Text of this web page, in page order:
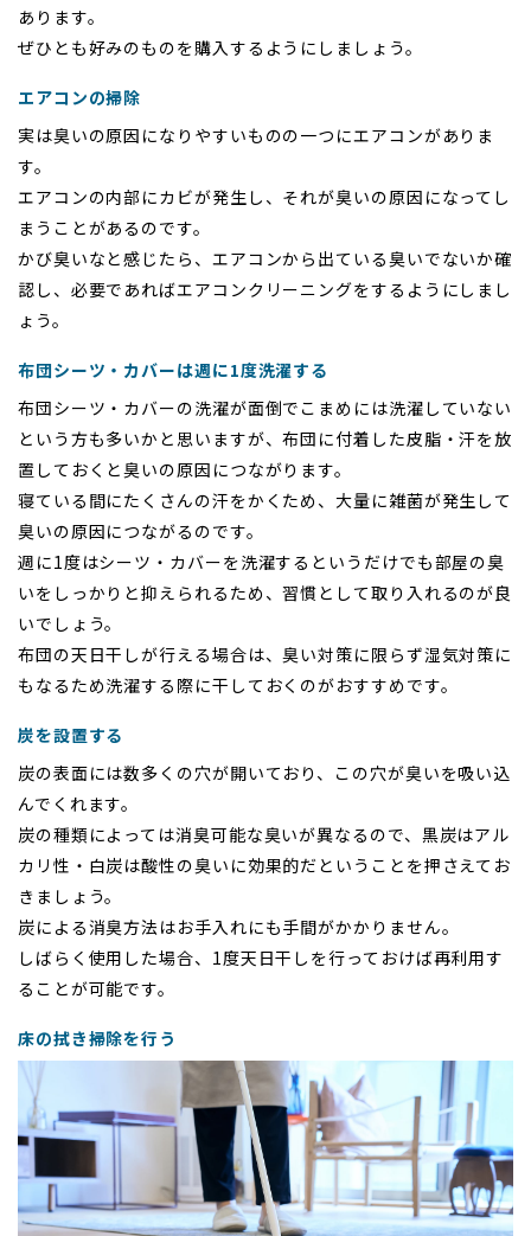
あります。
ぜひとも好みのものを購入するようにしましょう。
エアコンの掃除
実は臭いの原因になりやすいものの一つにエアコンがありま
す。
エアコンの内部にカビが発生し、それが臭いの原因になってし
まうことがあるのです。
かび臭いなと感じたら、エアコンから出ている臭いでないか確
認し、必要であればエアコンクリーニングをするようにしまし
ょう。
布団シーツ・カバーは週に1度洗濯する
布団シーツ・カバーの洗濯が面倒でこまめには洗濯していない
という方も多いかと思いますが、布団に付着した皮脂・汗を放
置しておくと臭いの原因につながります。
寝ている間にたくさんの汗をかくため、大量に雑菌が発生して
臭いの原因につながるのです。
週に1度はシーツ・カバーを洗濯するというだけでも部屋の臭
いをしっかりと抑えられるため、習慣として取り入れるのが良
いでしょう。
布団の天日干しが行える場合は、臭い対策に限らず湿気対策に
もなるため洗濯する際に干しておくのがおすすめです。
炭を設置する
炭の表面には数多くの穴が開いており、この穴が臭いを吸い込
んでくれます。
炭の種類によっては消臭可能な臭いが異なるので、黒炭はアル
カリ性・白炭は酸性の臭いに効果的だということを押さえてお
きましょう。
炭による消臭方法はお手入れにも手間がかかりません。
しばらく使用した場合、1度天日干しを行っておけば再利用す
ることが可能です。
床の拭き掃除を行う